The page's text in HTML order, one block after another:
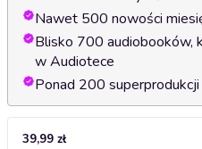
Nawet 500 nowości
Blisko 700 audiobooków,
w Audiotece
Ponad 200 superprodukcji
39,99 zł